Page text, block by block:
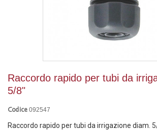
Raccordo rapido per tubi da
5/8"
Codice 092547
Raccordo rapido per tubi da irrigazione diam.